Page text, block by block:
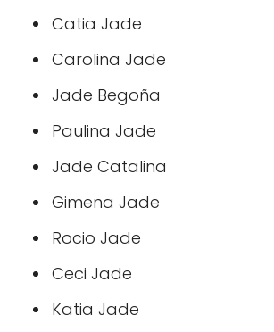
Catia Jade
Carolina Jade
Jade Begoña
Paulina Jade
Jade Catalina
Gimena Jade
Rocio Jade
Ceci Jade
Katia Jade